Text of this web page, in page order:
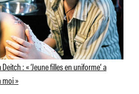
Deitch : « ‘Jeune filles en uniforme‘ a
moi »